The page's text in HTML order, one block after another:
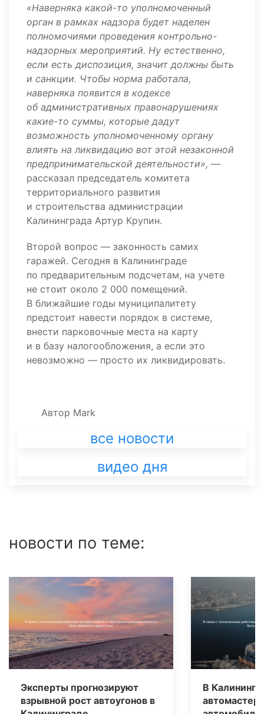
«Наверняка какой-то уполномоченный
орган в рамках надзора будет наделен
полномочиями проведения контрольно-
надзорных мероприятий. Ну естественно,
если есть диспозиция, значит должны быть
и санкции. Чтобы норма работала,
наверняка появится в кодексе
об административных правонарушениях
какие-то суммы, которые дадут
возможность уполномоченному органу
влиять на ликвидацию вот этой незаконной
предпринимательской деятельности», —
рассказал председатель комитета
территориального развития
и строительства администрации
Калининграда Артур Крупин.
Второй вопрос — законность самих
гаражей. Сегодня в Калининграде
по предварительным подсчетам, на учете
не стоит около 2 000 помещений.
В ближайшие годы муниципалитету
предстоит навести порядок в системе,
внести парковочные места на карту
и в базу налогообложения, а если это
невозможно — просто их ликвидировать.
Автор Mark
все новости
видео дня
новости по теме:
Эксперты прогнозируют
взрывной рост автоугонов в
В